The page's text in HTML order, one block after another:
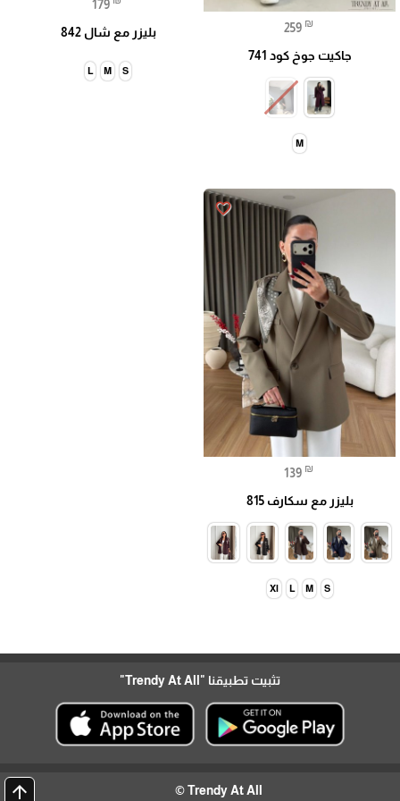
259 ₪
جاكيت جوخ كود 741
M
179
بليزر مع شال 842
S
M
L
favorite_border
139 ₪
بليزر مع سكارف 815
S
M
L
Xl
تثبيت تطبيقنا "Trendy At All"
Trendy At All ©
arrow_upward